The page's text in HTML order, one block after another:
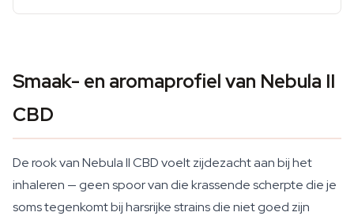
Smaak- en aromaprofiel van Nebula II
CBD
De rook van Nebula II CBD voelt zijdezacht aan bij het
inhaleren — geen spoor van die krassende scherpte die je
soms tegenkomt bij harsrijke strains die niet goed zijn